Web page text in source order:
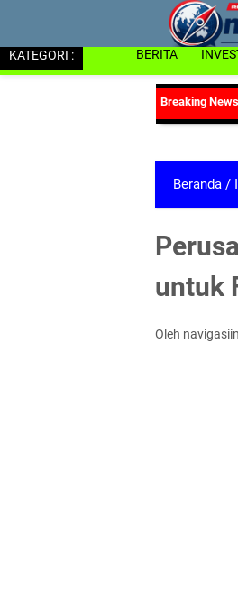
KATEGORI : BERITA
Beranda /
untuk
Oleh navigasiin